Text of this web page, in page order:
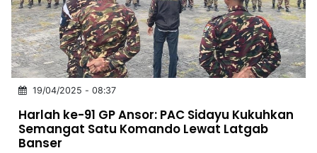
INDONESIA
Partner
NTB
Time
IDN
Jogja
Rakyat
News
Notice
Baru
19/04/2025 - 08:37
Harlah ke-91 GP Ansor: PAC Sidayu Kukuhkan
Semangat Satu Komando Lewat Latgab
Banser